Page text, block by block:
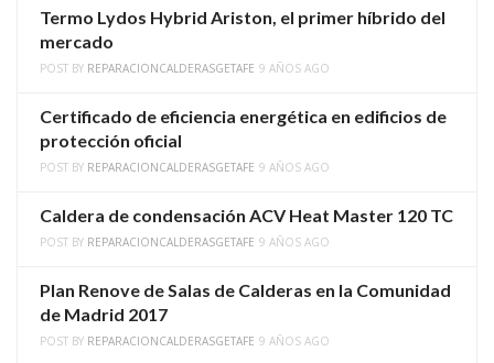
Termo Lydos Hybrid Ariston, el primer híbrido del
mercado
POST BY REPARACIONCALDERASGETAFE 9 AÑOS AGO
Certificado de eficiencia energética en edificios de
protección oficial
POST BY REPARACIONCALDERASGETAFE 9 AÑOS AGO
Caldera de condensación ACV Heat Master 120 TC
POST BY REPARACIONCALDERASGETAFE 9 AÑOS AGO
Plan Renove de Salas de Calderas en la Comunidad
de Madrid 2017
POST BY REPARACIONCALDERASGETAFE 9 AÑOS AGO